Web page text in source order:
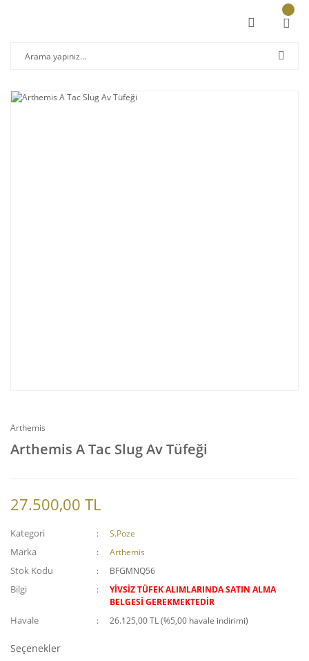
Arthemis
Arthemis A Tac Slug Av Tüfeği
27.500,00 TL
Kategori S.Poze
Marka Arthemis
Stok Kodu BFGMNQ56
Bilgi
YİVSİZ TÜFEK ALIMLARINDA SATIN ALMA
BELGESİ GEREKMEKTEDİR
Havale 26.125,00 TL (%5,00 havale indirimi)
Seçenekler